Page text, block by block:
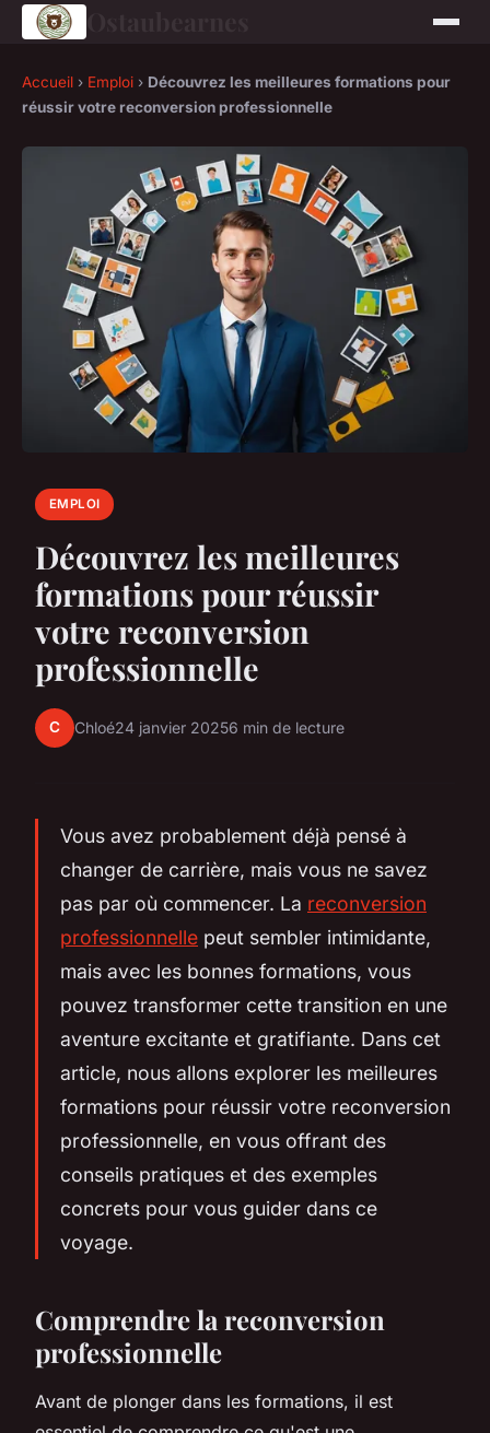
Accueil › Emploi › Découvrez les meilleures formations pour
réussir votre reconversion professionnelle
EMPLOI
Découvrez les meilleures
formations pour réussir
votre reconversion
professionnelle
C Chloé24 janvier 20256 min de lecture
Vous avez probablement déjà pensé à
changer de carrière, mais vous ne savez
pas par où commencer. La reconversion
professionnelle peut sembler intimidante,
mais avec les bonnes formations, vous
pouvez transformer cette transition en une
aventure excitante et gratifiante. Dans cet
article, nous allons explorer les meilleures
formations pour réussir votre reconversion
professionnelle, en vous offrant des
conseils pratiques et des exemples
concrets pour vous guider dans ce
voyage.
Comprendre la reconversion
professionnelle
Avant de plonger dans les formations, il est